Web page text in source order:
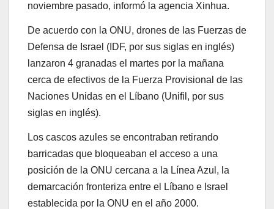
noviembre pasado, informó la agencia Xinhua.
De acuerdo con la ONU, drones de las Fuerzas de
Defensa de Israel (IDF, por sus siglas en inglés)
lanzaron 4 granadas el martes por la mañana
cerca de efectivos de la Fuerza Provisional de las
Naciones Unidas en el Líbano (Unifil, por sus
siglas en inglés).
Los cascos azules se encontraban retirando
barricadas que bloqueaban el acceso a una
posición de la ONU cercana a la Línea Azul, la
demarcación fronteriza entre el Líbano e Israel
establecida por la ONU en el año 2000.